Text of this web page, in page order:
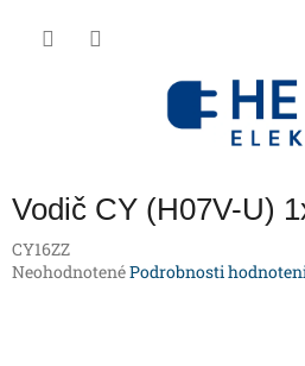
Vodič CY (H07V-U)
CY16ZZ
Priemerné
NeohodnotenéPodrobnosti